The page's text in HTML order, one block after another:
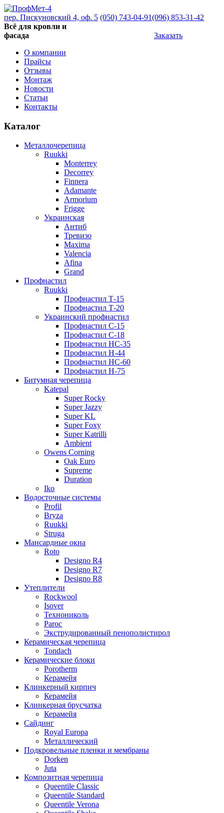
пер. Пискуновский 4, оф. 5 (050) 743-04-91(096) 853-31-42
Всё для кровли и
фасада
Заказать
О компании
Прайсы
Отзывы
Монтаж
Новости
Статьи
Контакты
Каталог
Металлочерепица
Ruukki
Monterrey
Decorrey
Finnera
Adamante
Armorium
Frigge
Украинская
Антиб
Тревизо
Maxima
Valencia
Afina
Grand
Профнастил
Ruukki
Профнастил Т-15
Профнастил Т-20
Украинский профнастил
Профнастил С-15
Профнастил С-18
Профнастил НС-35
Профнастил Н-44
Профнастил НС-60
Профнастил Н-75
Битумная черепица
Katepal
Super Rocky
Super Jazzy
Super KL
Super Foxy
Super Katrilli
Ambient
Owens Corning
Oak Euro
Supreme
Duration
Iko
Водосточные системы
Profil
Bryza
Ruukki
Struga
Мансардные окна
Roto
Designo R4
Designo R7
Designo R8
Утеплители
Rockwool
Isover
Технониколь
Paroc
Экструдированный пенополистирол
Керамическая черепица
Tondach
Керамические блоки
Porotherm
Керамейя
Клинкерный кирпич
Керамейя
Клинкерная брусчатка
Керамейя
Сайдинг
Royal Europa
Металлический
Подкровельные пленки и мембраны
Dorken
Juta
Композитная черепица
Queentile Classic
Queentile Standard
Queentile Verona